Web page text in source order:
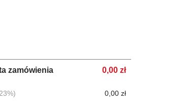
zamówienia 0,00 zł
0,00 zł